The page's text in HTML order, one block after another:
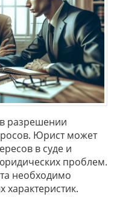
разрешении
Юрист может
в суде и
проблем.
необходимо
характеристик.